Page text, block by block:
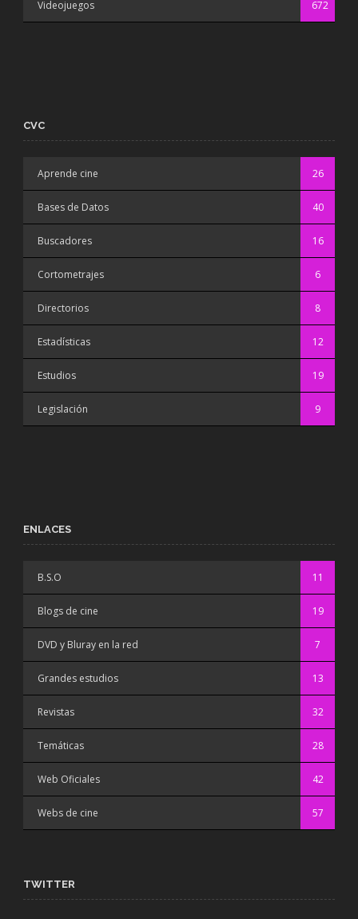
Videojuegos 672
CVC
Aprende cine 26
Bases de Datos 40
Buscadores 16
Cortometrajes 6
Directorios 8
Estadísticas 12
Estudios 19
Legislación 9
ENLACES
B.S.O 11
Blogs de cine 19
DVD y Bluray en la red 7
Grandes estudios 13
Revistas 32
Temáticas 28
Web Oficiales 42
Webs de cine 57
TWITTER